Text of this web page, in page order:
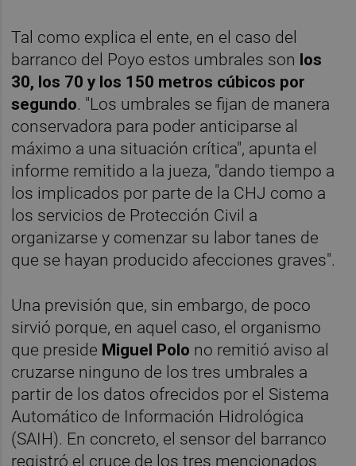
Tal como explica el ente, en el caso del
barranco del Poyo estos umbrales son los
30, los 70 y los 150 metros cúbicos por
segundo. "Los umbrales se fijan de manera
conservadora para poder anticiparse al
máximo a una situación crítica", apunta el
informe remitido a la jueza, "dando tiempo a
los implicados por parte de la CHJ como a
los servicios de Protección Civil a
organizarse y comenzar su labor tanes de
que se hayan producido afecciones graves".
Una previsión que, sin embargo, de poco
sirvió porque, en aquel caso, el organismo
que preside Miguel Polo no remitió aviso al
cruzarse ninguno de los tres umbrales a
partir de los datos ofrecidos por el Sistema
Automático de Información Hidrológica
(SAIH). En concreto, el sensor del barranco
registró el cruce de los tres mencionados